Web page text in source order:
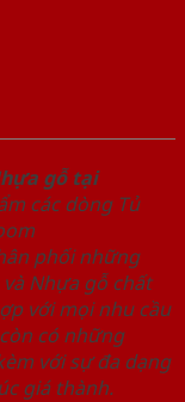
gỗ tại
các dòng Tủ
phối những
Nhựa gỗ chất
với mọi nhu cầu
có những
với sự đa dạng
giá thành.